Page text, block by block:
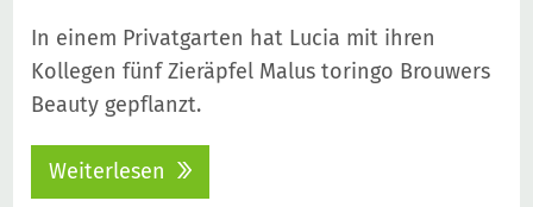
In einem Privatgarten hat Lucia mit ihren
Kollegen fünf Zieräpfel Malus toringo Brouwers
Beauty gepflanzt.
Weiterlesen